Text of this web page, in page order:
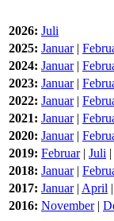
2026: Juli
2025: Januar|
2024: Januar|
2023: Januar|
2022: Januar|
2021: Januar|
2020: Januar|
2019: Februar| Juli |
2018: Januar|
2017: Januar| April |
2016: November|